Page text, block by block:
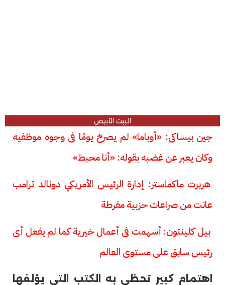
البيت الأبيض
جين بيساكى: «أوباما» لم يصرخ يومًا فى وجوه موظفيه
وكان يعبر عن غضبه بقوله: «أنا محبط»
هربرت ماكماستر: إدارة الرئيس الأمريكي دونالد ترامب
عانت من صراعات حزبية مفرطة
بيل كلينتون: أسهمت فى أعمال خيرية كما لم يفعل أى
رئيس سابق على مستوى العالم
اهتمام كبير تحظى به الكتب التى يؤلفها